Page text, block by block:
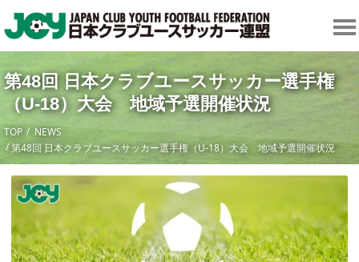
第48回 日本クラブユースサッカー選手権
（U-18）大会 地域予選開催状況
TOP
NEWS
第48回 日本クラブユースサッカー選手権（U-18）大会 地域予選開催状況